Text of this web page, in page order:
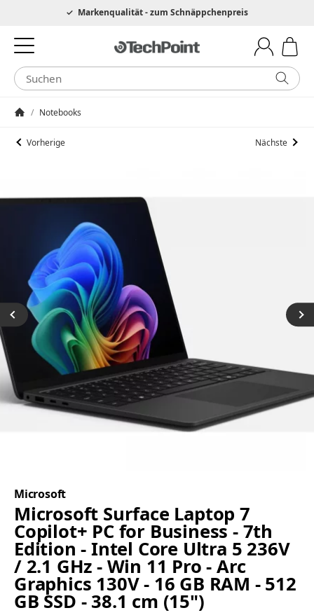
Hotline 0049 6205 3079975Markenqualität - zum Schnäppchenpreis
/ Notebooks
Vorherige Nächste
Microsoft
Microsoft Surface Laptop 7
Copilot+ PC for Business - 7th
Edition - Intel Core Ultra 5 236V
/ 2.1 GHz - Win 11 Pro - Arc
Graphics 130V - 16 GB RAM - 512
GB SSD - 38.1 cm (15")